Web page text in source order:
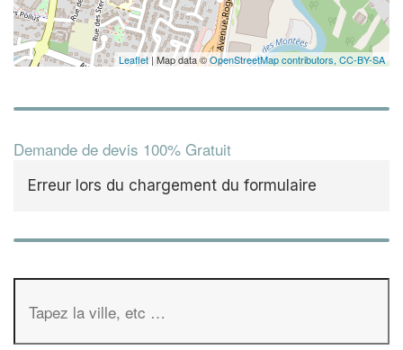
Leaflet| Map data ©OpenStreetMap contributors, CC-BY-SA
Demande de devis 100% Gratuit
Erreur lors du chargement du formulaire